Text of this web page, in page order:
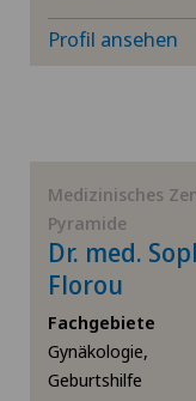
Profil ansehen
Medizinisches
Pyramide
Dr. med.
Florou
Fachgebiete
Gynäkologie,
Geburtshilfe